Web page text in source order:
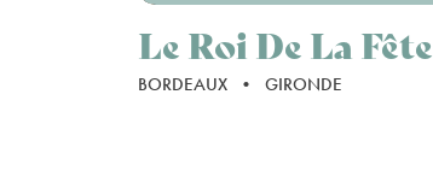
Le Roi De La Fête
BORDEAUX • GIRONDE